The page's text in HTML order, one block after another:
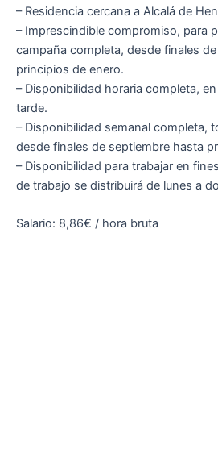
– Residencia cercana a Alcalá de
– Imprescindible compromiso, para
campaña completa, desde finales
principios de enero.
– Disponibilidad horaria completa,
tarde.
– Disponibilidad semanal completa,
desde finales de septiembre hasta
– Disponibilidad para trabajar en
de trabajo se distribuirá de lunes a
Salario: 8,86€ / hora bruta